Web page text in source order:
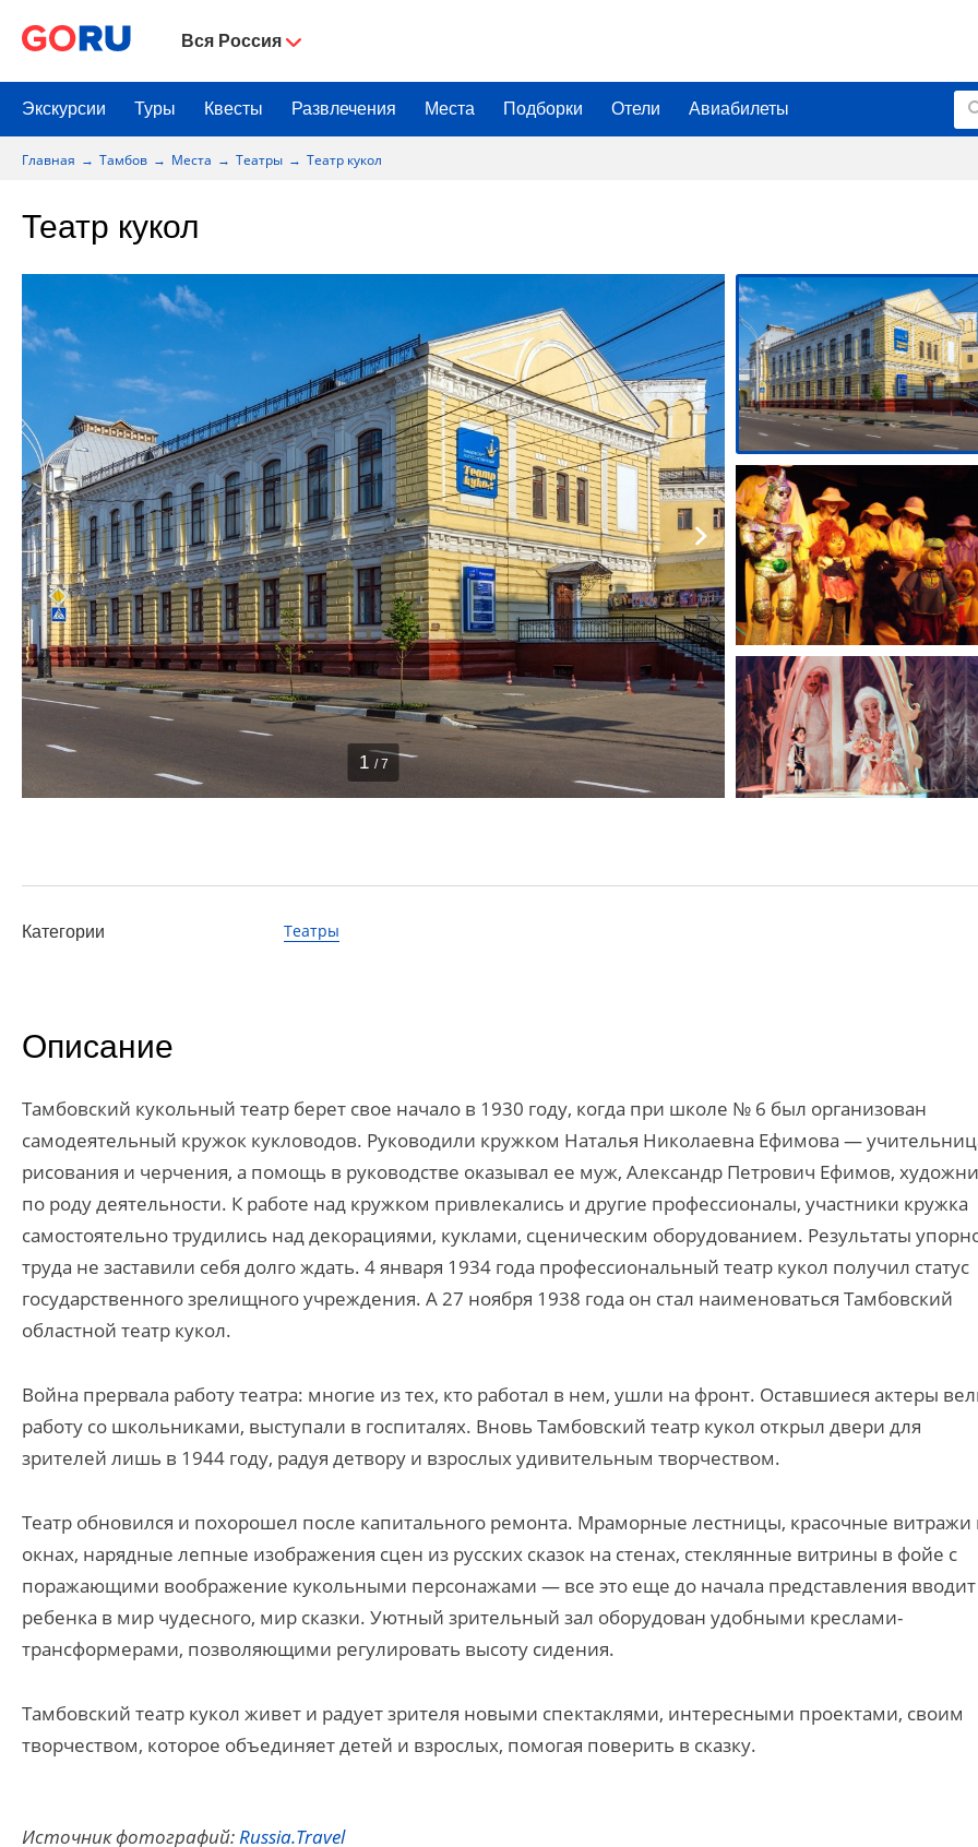
Вся Россия
Экскурсии Туры Квесты Развлечения Места Подборки Отели Авиабилеты
Главная Тамбов Места Театры Театр кукол
Театр кукол
1 / 7
Категории Театры
Описание
Тамбовский кукольный театр берет свое начало в 1930 году, когда при школе № 6 был организован
самодеятельный кружок кукловодов. Руководили кружком Наталья Николаевна Ефимова —
рисования и черчения, а помощь в руководстве оказывал ее муж, Александр Петрович Ефимов,
по роду деятельности. К работе над кружком привлекались и другие профессионалы, участники кружка
самостоятельно трудились над декорациями, куклами, сценическим оборудованием. Результаты
труда не заставили себя долго ждать. 4 января 1934 года профессиональный театр кукол получил статус
государственного зрелищного учреждения. А 27 ноября 1938 года он стал наименоваться Тамбовский
областной театр кукол.
Война прервала работу театра: многие из тех, кто работал в нем, ушли на фронт. Оставшиеся актеры
работу со школьниками, выступали в госпиталях. Вновь Тамбовский театр кукол открыл двери для
зрителей лишь в 1944 году, радуя детвору и взрослых удивительным творчеством.
Театр обновился и похорошел после капитального ремонта. Мраморные лестницы, красочные витражи
окнах, нарядные лепные изображения сцен из русских сказок на стенах, стеклянные витрины в фойе с
поражающими воображение кукольными персонажами — все это еще до начала представления вводит
ребенка в мир чудесного, мир сказки. Уютный зрительный зал оборудован удобными креслами-
трансформерами, позволяющими регулировать высоту сидения.
Тамбовский театр кукол живет и радует зрителя новыми спектаклями, интересными проектами, своим
творчеством, которое объединяет детей и взрослых, помогая поверить в сказку.
Источник фотографий:Russia.Travel